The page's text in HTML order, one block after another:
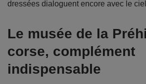
dressées dialoguent encore avec le
Le musée de la
corse, complément
indispensable